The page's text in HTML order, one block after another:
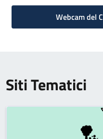
Webcam del
Siti Tematici